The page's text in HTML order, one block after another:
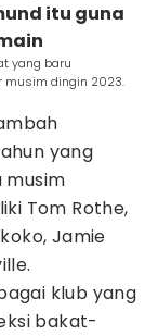
itu guna
yang baru
musim dingin 2023.
yang
musim
Tom Rothe,
Jamie
klub yang
bakat-